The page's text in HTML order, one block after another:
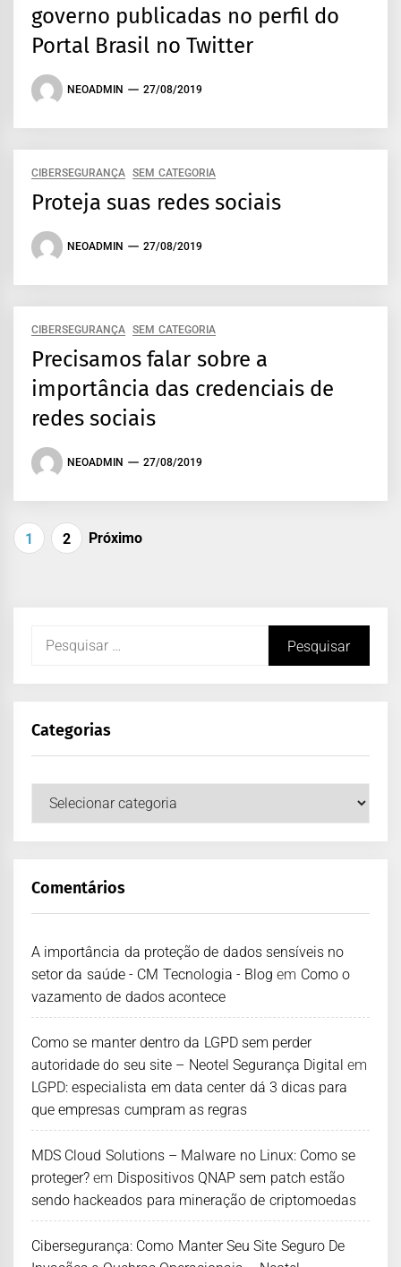
governo publicadas no perfil do
Portal Brasil no Twitter
NEOADMIN 27/08/2019
CIBERSEGURANÇA SEM CATEGORIA
Proteja suas redes sociais
NEOADMIN 27/08/2019
CIBERSEGURANÇA SEM CATEGORIA
Precisamos falar sobre a
importância das credenciais de
redes sociais
NEOADMIN 27/08/2019
1 2 Próximo
Categorias
Comentários
A importância da proteção de dados sensíveis no
setor da saúde - CM Tecnologia - Blog em Como o
vazamento de dados acontece
Como se manter dentro da LGPD sem perder
autoridade do seu site – Neotel Segurança Digital em
LGPD: especialista em data center dá 3 dicas para
que empresas cumpram as regras
MDS Cloud Solutions – Malware no Linux: Como se
proteger? em Dispositivos QNAP sem patch estão
sendo hackeados para mineração de criptomoedas
Cibersegurança: Como Manter Seu Site Seguro De